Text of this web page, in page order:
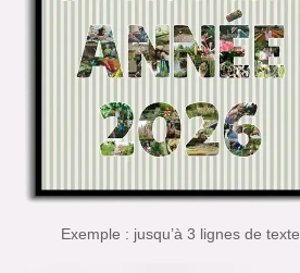
Exemple : jusqu’à 3 lignes de texte